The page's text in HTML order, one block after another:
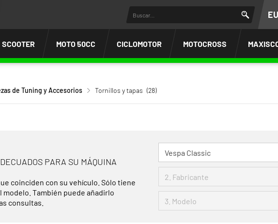
SCOOTER MOTO 50CC CICLOMOTOR MOTOCROSS
de Tuning y Accesorios Tornillos y tapas (28)
PARA SU MÁQUINA
coinciden con su vehículo. Sólo tiene
modelo. También puede añadirlo
consultas.